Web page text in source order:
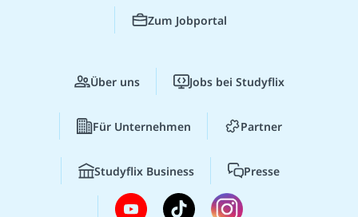
Zum Jobportal
Über uns Jobs bei Studyflix
Für Unternehmen Partner
Studyflix Business Presse